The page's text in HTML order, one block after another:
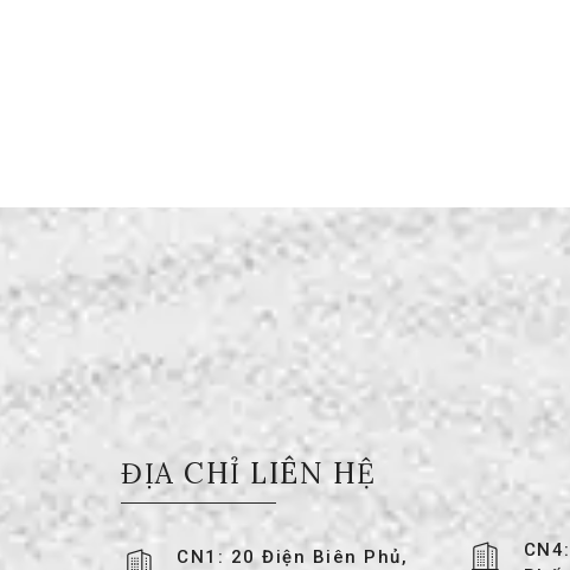
ĐỊA CHỈ LIÊN HỆ
CN1: 20 Điện Biên Phủ,